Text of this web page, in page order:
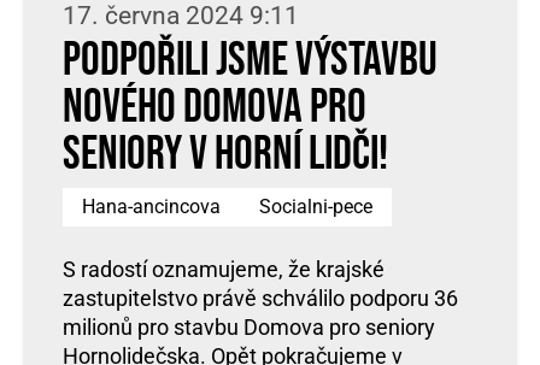
17. června 2024 9:11
Podpořili jsme výstavbu
nového domova pro
seniory v Horní Lidči!
Hana-ancincova Socialni-pece
S radostí oznamujeme, že krajské
zastupitelstvo právě schválilo podporu 36
milionů pro stavbu Domova pro seniory
Hornolidečska. Opět pokračujeme v